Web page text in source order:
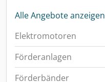
Alle Angebote anzeigen
Elektromotoren
Förderanlagen
Förderbänder